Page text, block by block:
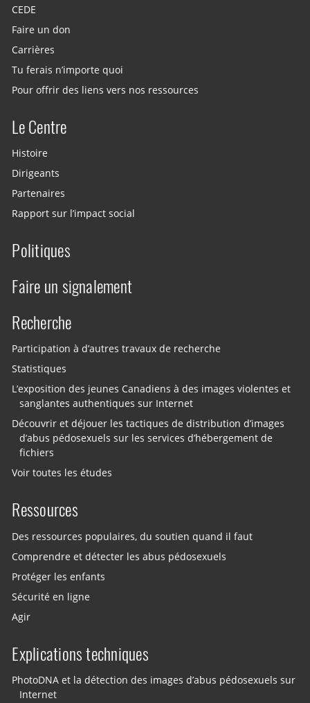
CEDE
Faire un don
Carrières
Tu ferais n’importe quoi
Pour offrir des liens vers nos ressources
Le Centre
Histoire
Dirigeants
Partenaires
Rapport sur l’impact social
Politiques
Faire un signalement
Recherche
Participation à d’autres travaux de recherche
Statistiques
L’exposition des jeunes Canadiens à des images violentes et
sanglantes authentiques sur Internet
Découvrir et déjouer les tactiques de distribution d’images
d’abus pédosexuels sur les services d’hébergement de
fichiers
Voir toutes les études
Ressources
Des ressources populaires, du soutien quand il faut
Comprendre et détecter les abus pédosexuels
Protéger les enfants
Sécurité en ligne
Agir
Explications techniques
PhotoDNA et la détection des images d’abus pédosexuels sur
Internet